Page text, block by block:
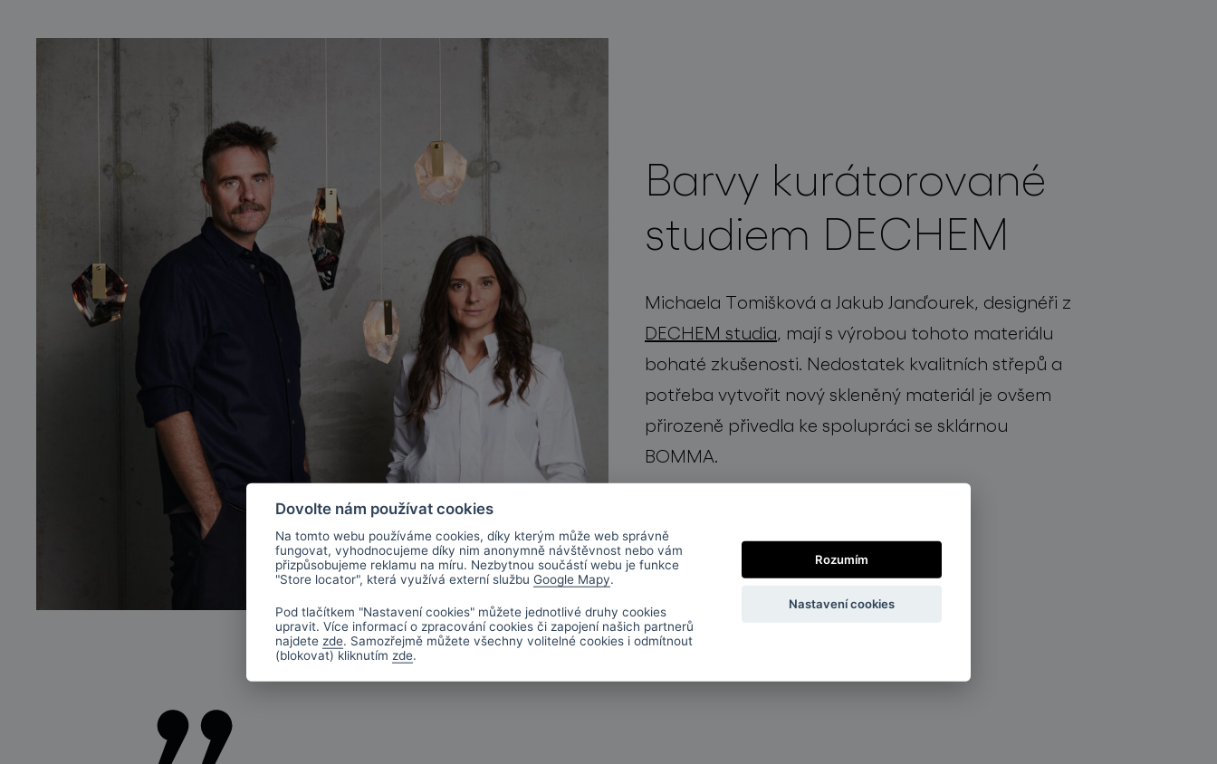
Barvy kurátorované
studiem DECHEM
Michaela Tomišková a Jakub Janďourek, designéři z
DECHEM studia, mají s výrobou tohoto materiálu
bohaté zkušenosti. Nedostatek kvalitních střepů a
potřeba vytvořit nový skleněný materiál je ovšem
přirozeně přivedla ke spolupráci se sklárnou
BOMMA.
Dovolte nám používat cookies
Na tomto webu používáme cookies, díky kterým může web správně
fungovat, vyhodnocujeme díky nim anonymně návštěvnost nebo vám
přizpůsobujeme reklamu na míru. Nezbytnou součástí webu je funkce
"Store locator", která využívá externí službu Google Mapy.
Pod tlačítkem "Nastavení cookies" můžete jednotlivé druhy cookies
upravit. Více informací o zpracování cookies či zapojení našich partnerů
najdete zde. Samozřejmě můžete všechny volitelné cookies i odmítnout
(blokovat) kliknutím zde.
Rozumím
Nastavení cookies